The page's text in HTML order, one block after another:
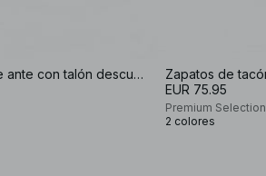
Zapatos de tacón de ante con talón descubierto
EUR 75.95
Premium Selection
2 colores